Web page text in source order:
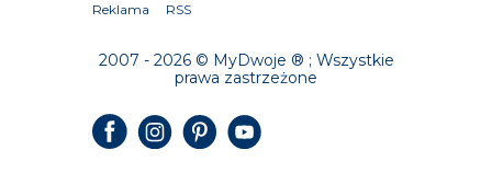
Reklama
RSS
2007 - 2026 © MyDwoje ® ; Wszystkie
prawa zastrzeżone